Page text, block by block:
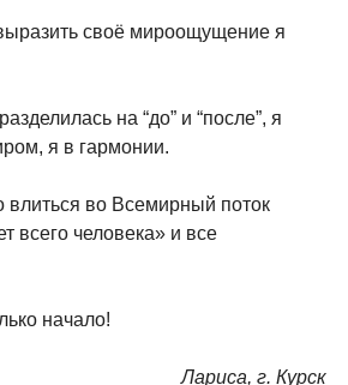
своё мироощущение я
на “до” и “после”, я
я в гармонии.
влиться во Всемирный поток
всего человека» и все
начало!
Лариса, г. Курск